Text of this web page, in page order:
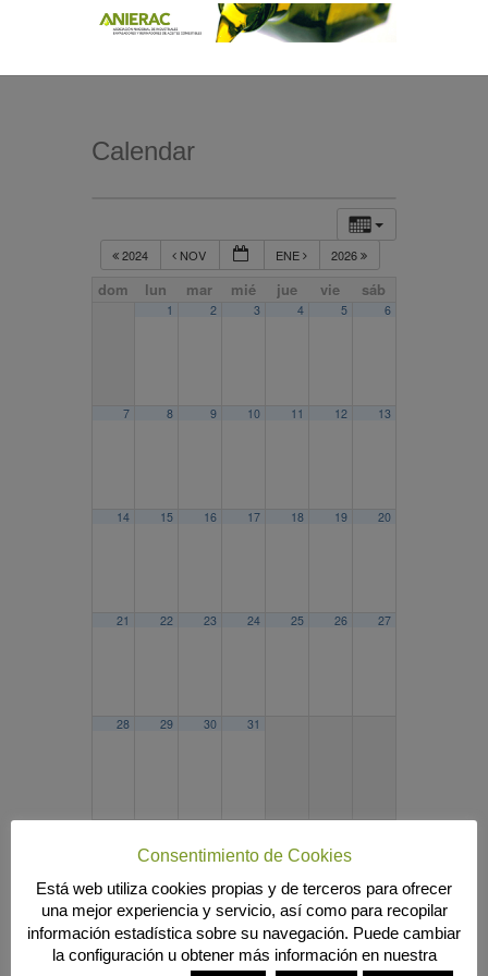
Calendar
2024 NOV ENE 2026
dom lun mar mié jue vie sáb
1 2 3 4 5 6
7 8 9 10 11 12 13
14 15 16 17 18 19 20
21 22 23 24 25 26 27
28 29 30 31
Búsqueda
MENÚ PRINCIPAL
Consentimiento de Cookies
Está web utiliza cookies propias y de terceros para ofrecer
una mejor experiencia y servicio, así como para recopilar
información estadística sobre su navegación. Puede cambiar
la configuración u obtener más información en nuestra